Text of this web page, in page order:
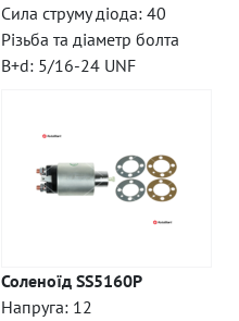
Сила струму діода: 40
Різьба та діаметр болта
B+d: 5/16-24 UNF
Соленоїд SS5160P
Напруга: 12